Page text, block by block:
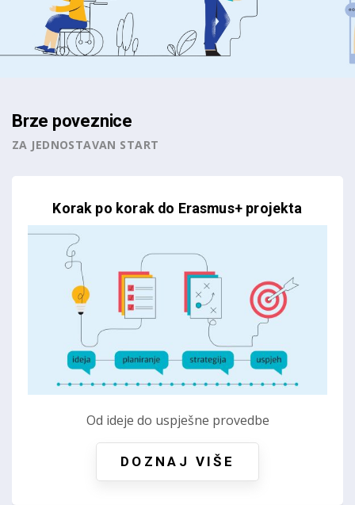
Brze poveznice
ZA JEDNOSTAVAN START
Korak po korak do Erasmus+ projekta
Od ideje do uspješne provedbe
DOZNAJ VIŠE